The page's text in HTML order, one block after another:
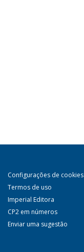
Configurações de cookies
Termos de uso
Imperial Editora
CP2 em números
Enviar uma sugestão